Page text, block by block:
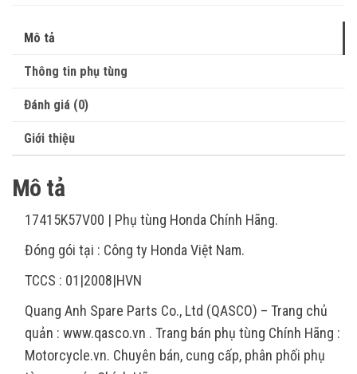
Mô tả
Thông tin phụ tùng
Đánh giá (0)
Giới thiệu
Mô tả
17415K57V00 | Phụ tùng Honda Chính Hãng.
Đóng gói tại : Công ty Honda Việt Nam.
TCCS : 01|2008|HVN
Quang Anh Spare Parts Co., Ltd (QASCO) – Trang chủ
quản : www.qasco.vn . Trang bán phụ tùng Chính Hãng :
Motorcycle.vn. Chuyên bán, cung cấp, phân phối phụ